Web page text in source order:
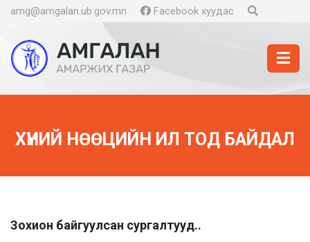
amg@amgalan.ub.gov.mn Facebook хуудас
ХҮНИЙ НӨӨЦИЙН ИЛ ТОД БАЙДАЛ
Зохион байгуулсан сургалтууд..